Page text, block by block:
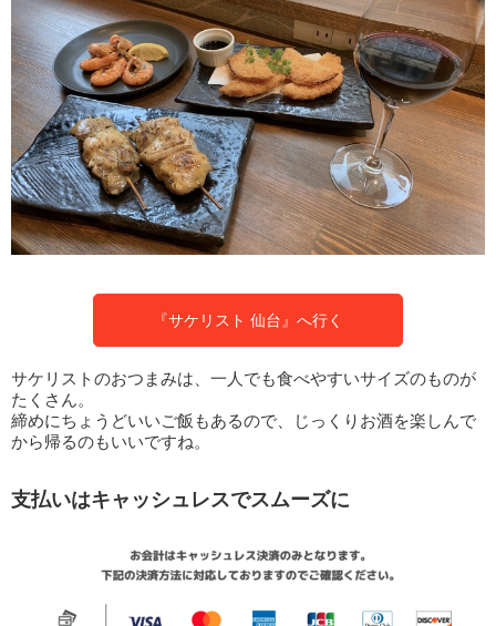
『サケリスト 仙台』へ行く
サケリストのおつまみは、一人でも食べやすいサイズのものが
たくさん。
締めにちょうどいいご飯もあるので、じっくりお酒を楽しんで
から帰るのもいいですね。
支払いはキャッシュレスでスムーズに